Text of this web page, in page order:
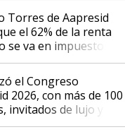
más motivados"
Torres de Aapresid
el 62% de la renta
se va en impuestos:
que en
se sigan discutiendo
cosas de hace 50
el Congreso
2026, con más de 100
invitados de lujo y
tendencias